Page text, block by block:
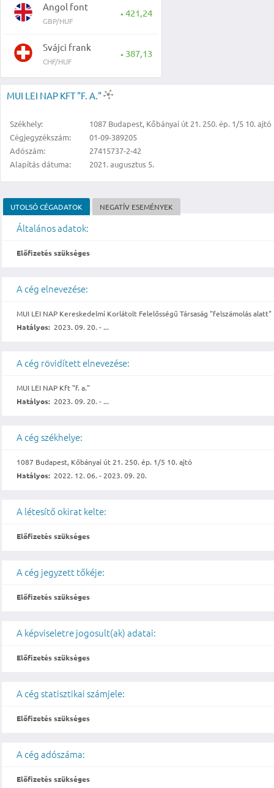
Angol font
GBP/HUF
▲ 421,24
Svájci frank
CHF/HUF
▲ 387,13
MUI LEI NAP KFT "F. A."
Székhely:
1087 Budapest, Kőbányai út 21. 250. ép. 1/5 10. ajtó
Cégjegyzékszám:
01-09-389205
Adószám:
27415737-2-42
Alapítás dátuma:
2021. augusztus 5.
UTOLSÓ CÉGADATOK NEGATÍV ESEMÉNYEK
Általános adatok:
Előfizetés szükséges
A cég elnevezése:
MUI LEI NAP Kereskedelmi Korlátolt Felelősségű Társaság "felszámolás alatt"
Hatályos: 2023. 09. 20. - ...
A cég rövidített elnevezése:
MUI LEI NAP Kft "f. a."
Hatályos: 2023. 09. 20. - ...
A cég székhelye:
1087 Budapest, Kőbányai út 21. 250. ép. 1/5 10. ajtó
Hatályos: 2022. 12. 06. - 2023. 09. 20.
A létesítő okirat kelte:
Előfizetés szükséges
A cég jegyzett tőkéje:
Előfizetés szükséges
A képviseletre jogosult(ak) adatai:
Előfizetés szükséges
A cég statisztikai számjele:
Előfizetés szükséges
A cég adószáma:
Előfizetés szükséges